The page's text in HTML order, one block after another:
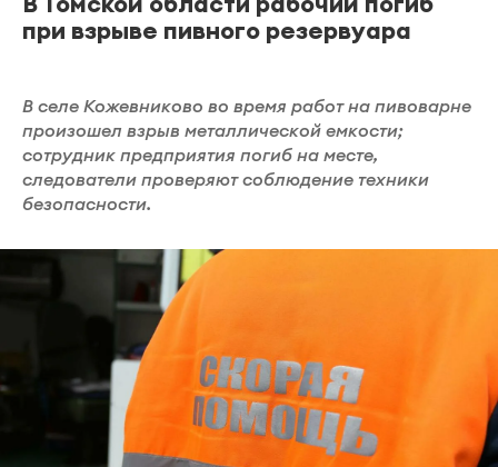
при взрыве пивного резервуара
В селе Кожевниково во время работ на пивоварне
произошел взрыв металлической емкости;
сотрудник предприятия погиб на месте,
следователи проверяют соблюдение техники
безопасности.